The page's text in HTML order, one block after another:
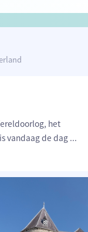
het
vandaag de dag ...